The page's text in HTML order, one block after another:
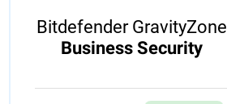
Bitdefender GravityZone
Business Security